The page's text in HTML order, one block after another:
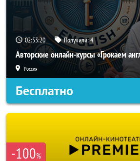
02:53:18 Получили:4
Авторские онлайн-курсы «Грокаем
Россия
Бесплатно
-100%